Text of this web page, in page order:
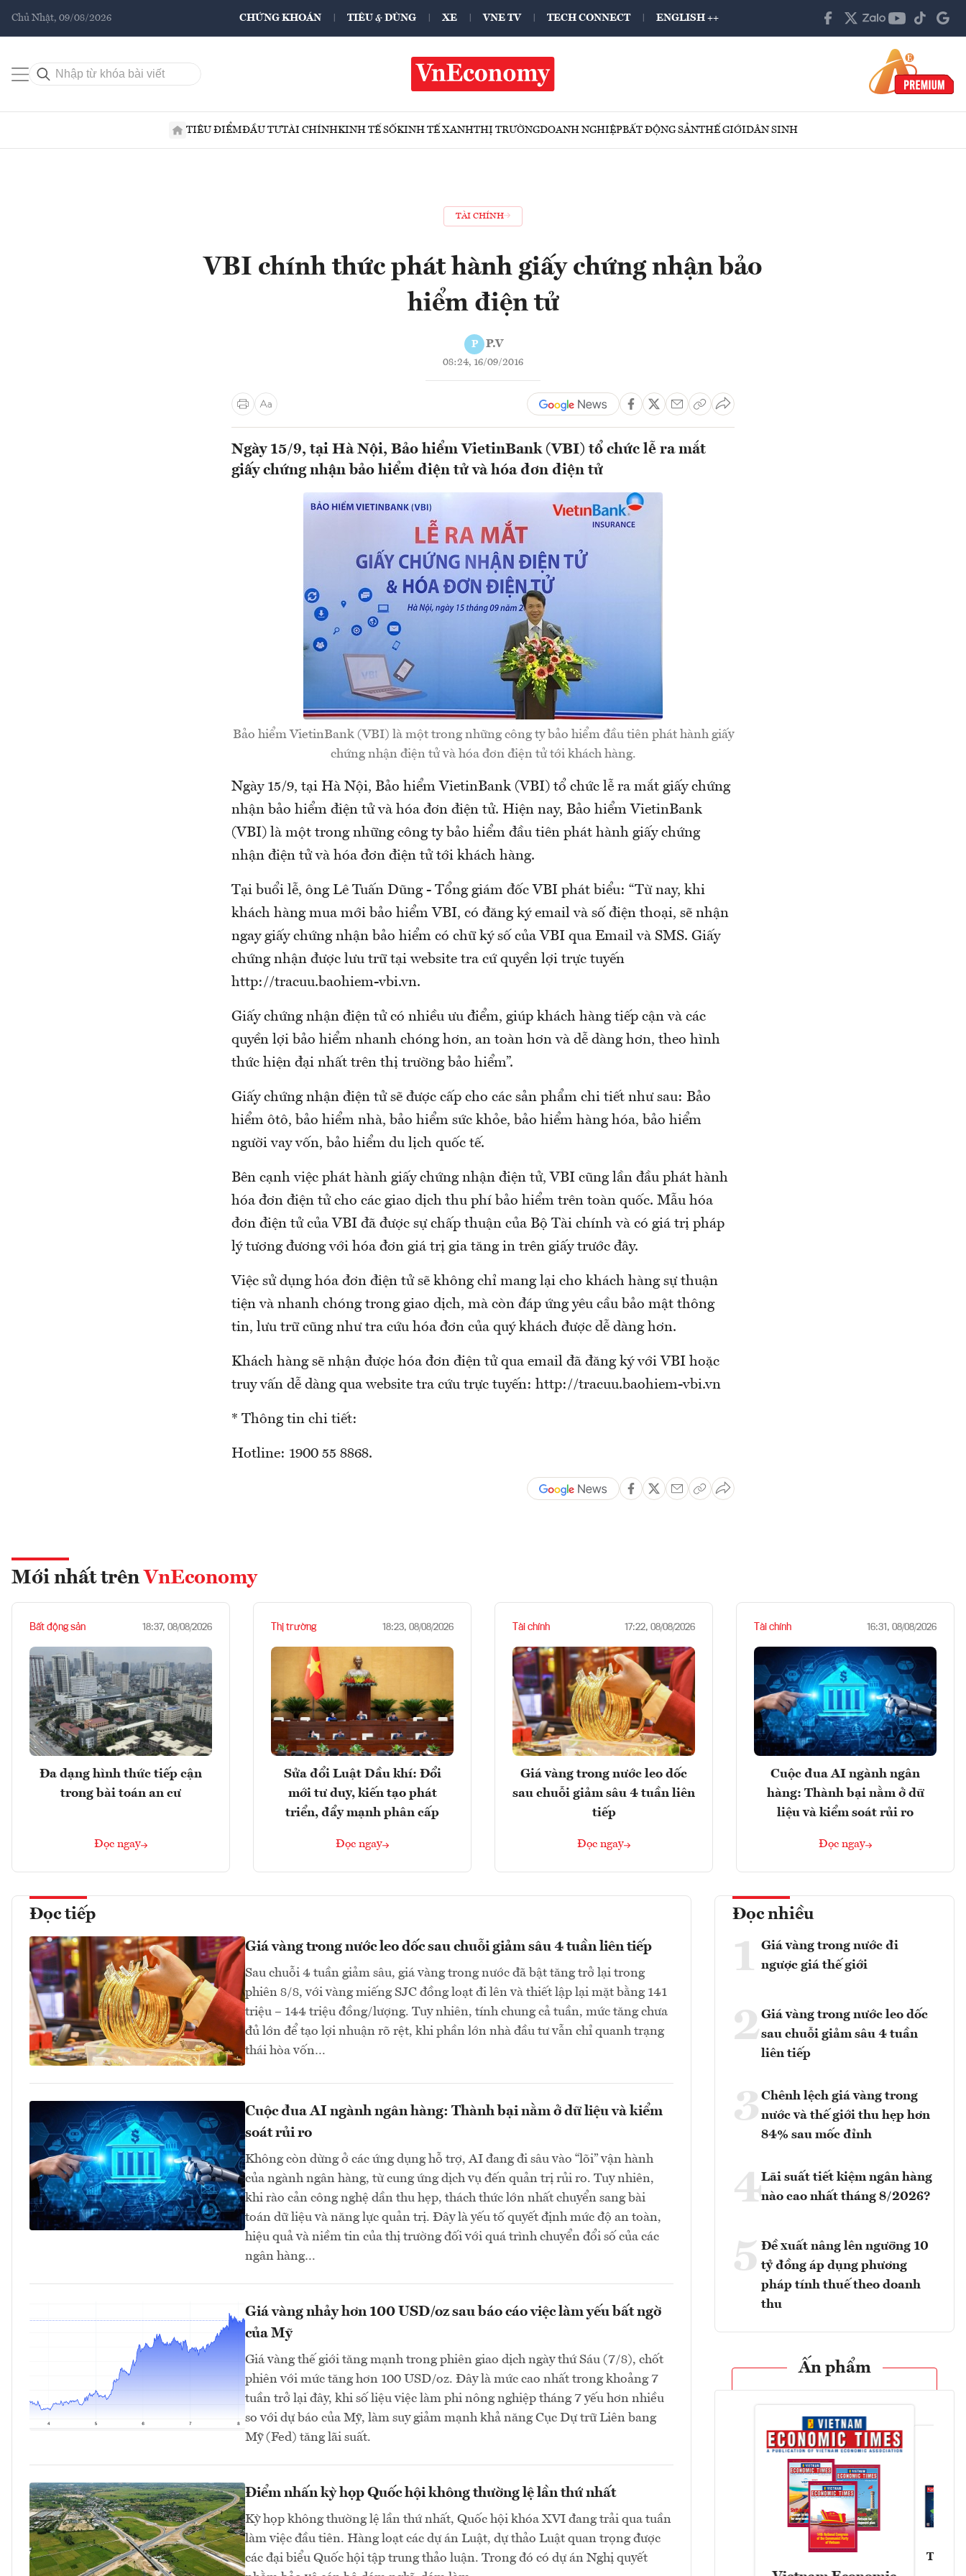
Chủ Nhật, 09/08/2026 CHỨNG KHOÁN TIÊU & DÙNG XE VNE TV TECH CONNECT ENGLISH ++
TIÊU ĐIỂMĐẦU TƯTÀI CHÍNHKINH TẾ SỐKINH TẾ XANHTHỊ TRƯỜNGDOANH NGHIỆPBẤT ĐỘNG SẢNTHẾ GIỚIDÂN SINH
TÀI CHÍNH
VBI chính thức phát hành giấy chứng nhận bảo
hiểm điện tử
P P.V
08:24, 16/09/2016
Ngày 15/9, tại Hà Nội, Bảo hiểm VietinBank (VBI) tổ chức lễ ra mắt
giấy chứng nhận bảo hiểm điện tử và hóa đơn điện tử
Bảo hiểm VietinBank (VBI) là một trong những công ty bảo hiểm đầu tiên phát hành giấy
chứng nhận điện tử và hóa đơn điện tử tới khách hàng.
Ngày 15/9, tại Hà Nội, Bảo hiểm VietinBank (VBI) tổ chức lễ ra mắt giấy chứng
nhận bảo hiểm điện tử và hóa đơn điện tử. Hiện nay, Bảo hiểm VietinBank
(VBI) là một trong những công ty bảo hiểm đầu tiên phát hành giấy chứng
nhận điện tử và hóa đơn điện tử tới khách hàng.
Tại buổi lễ, ông Lê Tuấn Dũng - Tổng giám đốc VBI phát biểu: “Từ nay, khi
khách hàng mua mới bảo hiểm VBI, có đăng ký email và số điện thoại, sẽ nhận
ngay giấy chứng nhận bảo hiểm có chữ ký số của VBI qua Email và SMS. Giấy
chứng nhận được lưu trữ tại website tra cứ quyền lợi trực tuyến
http://tracuu.baohiem-vbi.vn.
Giấy chứng nhận điện tử có nhiều ưu điểm, giúp khách hàng tiếp cận và các
quyền lợi bảo hiểm nhanh chóng hơn, an toàn hơn và dễ dàng hơn, theo hình
thức hiện đại nhất trên thị trường bảo hiểm”.
Giấy chứng nhận điện tử sẽ được cấp cho các sản phẩm chi tiết như sau: Bảo
hiểm ôtô, bảo hiểm nhà, bảo hiểm sức khỏe, bảo hiểm hàng hóa, bảo hiểm
người vay vốn, bảo hiểm du lịch quốc tế.
Bên cạnh việc phát hành giấy chứng nhận điện tử, VBI cũng lần đầu phát hành
hóa đơn điện tử cho các giao dịch thu phí bảo hiểm trên toàn quốc. Mẫu hóa
đơn điện tử của VBI đã được sự chấp thuận của Bộ Tài chính và có giá trị pháp
lý tương đương với hóa đơn giá trị gia tăng in trên giấy trước đây.
Việc sử dụng hóa đơn điện tử sẽ không chỉ mang lại cho khách hàng sự thuận
tiện và nhanh chóng trong giao dịch, mà còn đáp ứng yêu cầu bảo mật thông
tin, lưu trữ cũng như tra cứu hóa đơn của quý khách được dễ dàng hơn.
Khách hàng sẽ nhận được hóa đơn điện tử qua email đã đăng ký với VBI hoặc
truy vấn dễ dàng qua website tra cứu trực tuyến: http://tracuu.baohiem-vbi.vn
* Thông tin chi tiết:
Hotline: 1900 55 8868.
Mới nhất trên VnEconomy
Bất động sản 18:37, 08/08/2026
Đa dạng hình thức tiếp cận
trong bài toán an cư
Đọc ngay
Thị trường 18:23, 08/08/2026
Sửa đổi Luật Dầu khí: Đổi
mới tư duy, kiến tạo phát
triển, đẩy mạnh phân cấp
Đọc ngay
Tài chính 17:22, 08/08/2026
Giá vàng trong nước leo dốc
sau chuỗi giảm sâu 4 tuần liên
tiếp
Đọc ngay
Tài chính 16:31, 08/08/2026
Cuộc đua AI ngành ngân
hàng: Thành bại nằm ở dữ
liệu và kiểm soát rủi ro
Đọc ngay
Đọc tiếp
Giá vàng trong nước leo dốc sau chuỗi giảm sâu 4 tuần liên tiếp
Sau chuỗi 4 tuần giảm sâu, giá vàng trong nước đã bật tăng trở lại trong
phiên 8/8, với vàng miếng SJC đồng loạt đi lên và thiết lập lại mặt bằng 141
triệu – 144 triệu đồng/lượng. Tuy nhiên, tính chung cả tuần, mức tăng chưa
đủ lớn để tạo lợi nhuận rõ rệt, khi phần lớn nhà đầu tư vẫn chỉ quanh trạng
thái hòa vốn…
Cuộc đua AI ngành ngân hàng: Thành bại nằm ở dữ liệu và kiểm
soát rủi ro
Không còn dừng ở các ứng dụng hỗ trợ, AI đang đi sâu vào “lõi” vận hành
của ngành ngân hàng, từ cung ứng dịch vụ đến quản trị rủi ro. Tuy nhiên,
khi rào cản công nghệ dần thu hẹp, thách thức lớn nhất chuyển sang bài
toán dữ liệu và năng lực quản trị. Đây là yếu tố quyết định mức độ an toàn,
hiệu quả và niềm tin của thị trường đối với quá trình chuyển đổi số của các
ngân hàng…
Giá vàng nhảy hơn 100 USD/oz sau báo cáo việc làm yếu bất ngờ
của Mỹ
Giá vàng thế giới tăng mạnh trong phiên giao dịch ngày thứ Sáu (7/8), chốt
phiên với mức tăng hơn 100 USD/oz. Đây là mức cao nhất trong khoảng 7
tuần trở lại đây, khi số liệu việc làm phi nông nghiệp tháng 7 yếu hơn nhiều
so với dự báo của Mỹ, làm suy giảm mạnh khả năng Cục Dự trữ Liên bang
Mỹ (Fed) tăng lãi suất.
Điểm nhấn kỳ họp Quốc hội không thường lệ lần thứ nhất
Kỳ họp không thường lệ lần thứ nhất, Quốc hội khóa XVI đang trải qua tuần
làm việc đầu tiên. Hàng loạt các dự án Luật, dự thảo Luật quan trọng được
các đại biểu Quốc hội tập trung thảo luận. Trong đó có dự án Nghị quyết
Đọc nhiều
1 Giá vàng trong nước đi
ngược giá thế giới
2Giá vàng trong nước leo dốc
sau chuỗi giảm sâu 4 tuần
liên tiếp
3 Chênh lệch giá vàng trong
nước và thế giới thu hẹp hơn
84% sau mốc đỉnh
4Lãi suất tiết kiệm ngân hàng
nào cao nhất tháng 8/2026?
5 Đề xuất nâng lên ngưỡng 10
tỷ đồng áp dụng phương
pháp tính thuế theo doanh
thu
Ấn phẩm
Tạp